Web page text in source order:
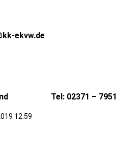
ekvw.de
Tel: 02371 – 795127
12:59